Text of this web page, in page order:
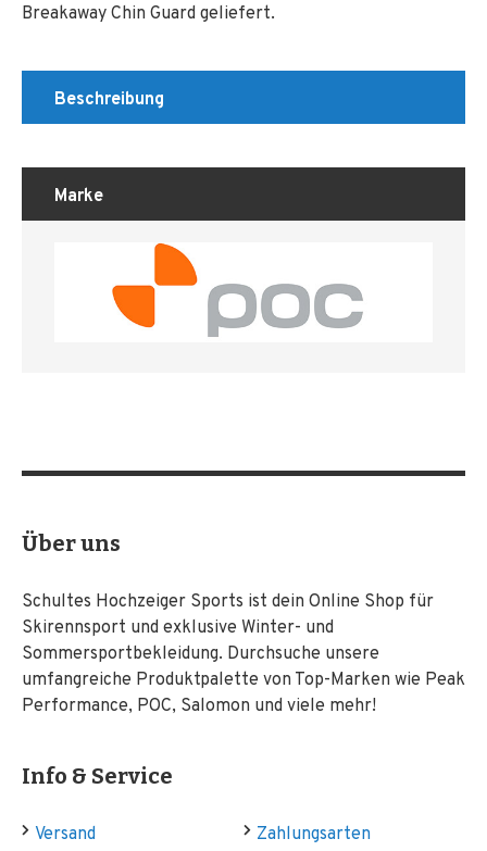
Breakaway Chin Guard geliefert.
Beschreibung
Marke
Über uns
Schultes Hochzeiger Sports ist dein Online Shop für
Skirennsport und exklusive Winter- und
Sommersportbekleidung. Durchsuche unsere
umfangreiche Produktpalette von Top-Marken wie Peak
Performance, POC, Salomon und viele mehr!
Info & Service
Versand
Zahlungsarten